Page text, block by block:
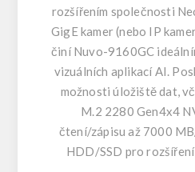
rozšířením společnosti
GigE kamer (nebo IP
činí Nuvo-9160GC
vizuálních aplikací AI.
možnosti úložiště dat,
M.2 2280 Gen4x4
čtení/zápisu až 7000
HDD/SSD pro